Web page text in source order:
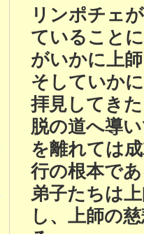
リンポチェ
ていること
がいかに上
そしていか
拝見してき
脱の道へ導
を離れては
行の根本で
弟子たちは
し、上師の